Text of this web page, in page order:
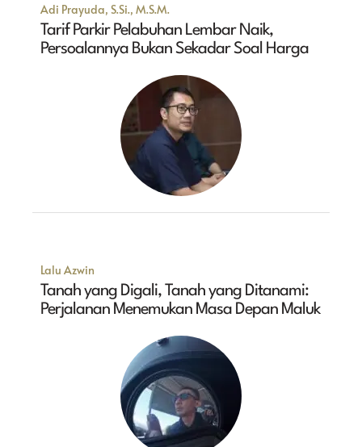
Adi Prayuda, S.Si., M.S.M.
Tarif Parkir Pelabuhan Lembar Naik,
Persoalannya Bukan Sekadar Soal Harga
Lalu Azwin
Tanah yang Digali, Tanah yang Ditanami:
Perjalanan Menemukan Masa Depan Maluk